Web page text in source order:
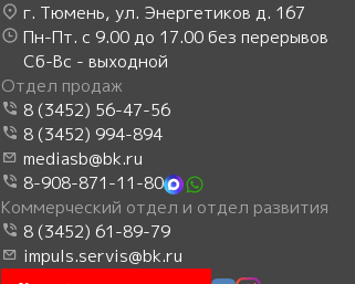
г. Тюмень, ул. Энергетиков д. 167
Пн-Пт. с 9.00 до 17.00 без перерывов
Сб-Вс - выходной
Отдел продаж
8 (3452) 56-47-56
8 (3452) 994-894
mediasb@bk.ru
8-908-871-11-80
Коммерческий отдел и отдел развития
8 (3452) 61-89-79
impuls.servis@bk.ru